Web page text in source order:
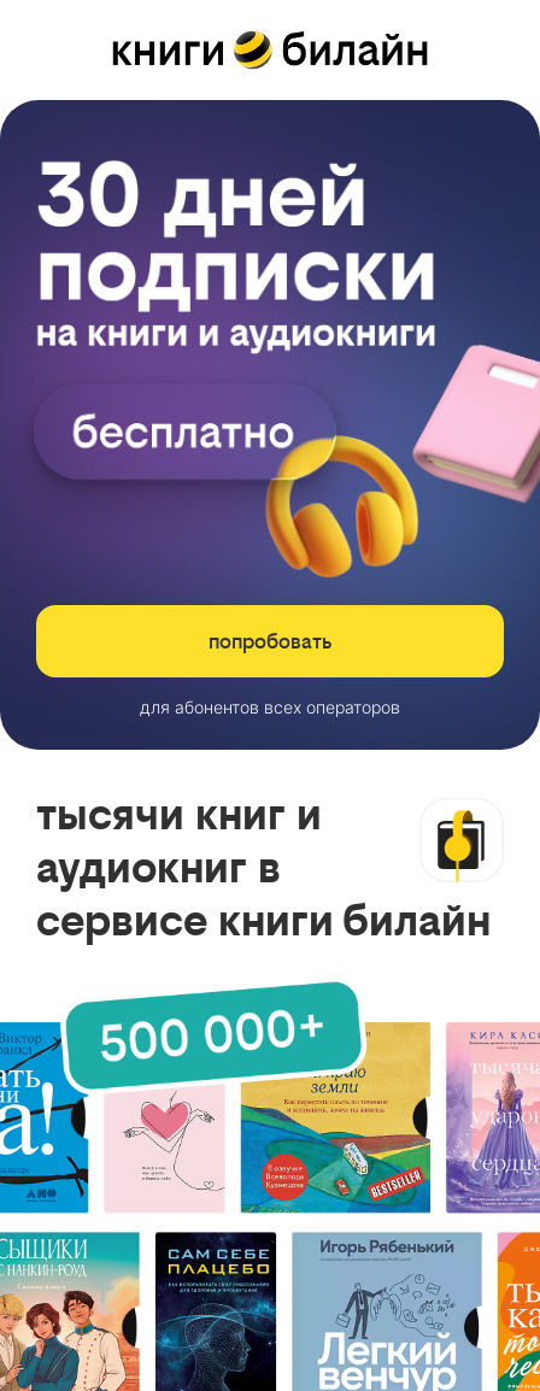
попробовать
для абонентов всех операторов
тысячи книг и
аудиокниг в
сервисе книги билайн